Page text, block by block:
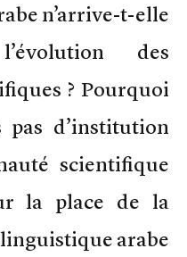
n’arrive-t-elle
des
? Pourquoi
pas d’institution
scientifique
la place de la
linguistique arabe